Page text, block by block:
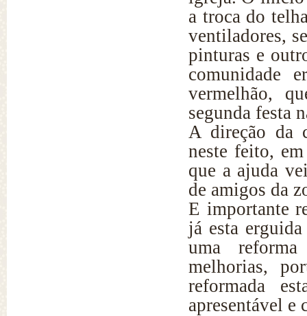
a troca do
ventiladores,
pinturas e
comunidade
vermelhão,
segunda festa
A direção da
neste feito,
que a ajuda
de amigos da
E importante
já esta
uma
melhorias,
reformada
apresentável e